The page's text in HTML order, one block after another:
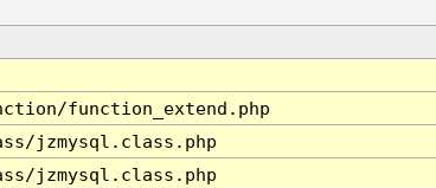
function_extend.php
jzmysql.class.php
jzmysql.class.php